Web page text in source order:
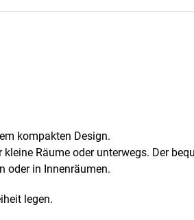
kompakten Design.
Räume oder unterwegs. Der
oder in Innenräumen.
legen.